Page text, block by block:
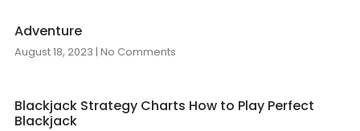
Adventure
August 18, 2023 No Comments
Blackjack Strategy Charts How to Play Perfect
Blackjack